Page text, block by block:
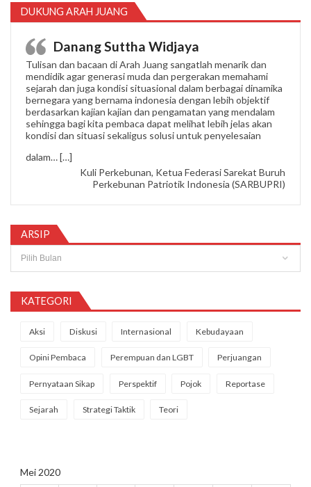
DUKUNG ARAH JUANG
Danang Suttha Widjaya
Tulisan dan bacaan di Arah Juang sangatlah menarik dan
mendidik agar generasi muda dan pergerakan memahami
sejarah dan juga kondisi situasional dalam berbagai dinamika
bernegara yang bernama indonesia dengan lebih objektif
berdasarkan kajian kajian dan pengamatan yang mendalam
sehingga bagi kita pembaca dapat melihat lebih jelas akan
kondisi dan situasi sekaligus solusi untuk penyelesaian
dalam…[…]
Kuli Perkebunan, Ketua Federasi Sarekat Buruh
Perkebunan Patriotik Indonesia (SARBUPRI)
ARSIP
KATEGORI
Aksi Diskusi Internasional Kebudayaan
Opini Pembaca Perempuan dan LGBT Perjuangan
Pernyataan Sikap Perspektif Pojok Reportase
Sejarah Strategi Taktik Teori
Mei 2020